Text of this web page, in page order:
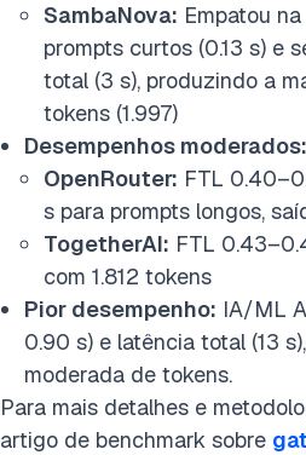
SambaNova: Empatou
prompts curtos (0.13 s) e
total (3 s), produzindo a
tokens (1.997)
Desempenhos moderados:
OpenRouter: FTL
s para prompts longos,
TogetherAI: FTL
com 1.812 tokens
Pior desempenho: IA/ML
0.90 s) e latência total (13
moderada de tokens.
Para mais detalhes e
artigo de benchmark sobre